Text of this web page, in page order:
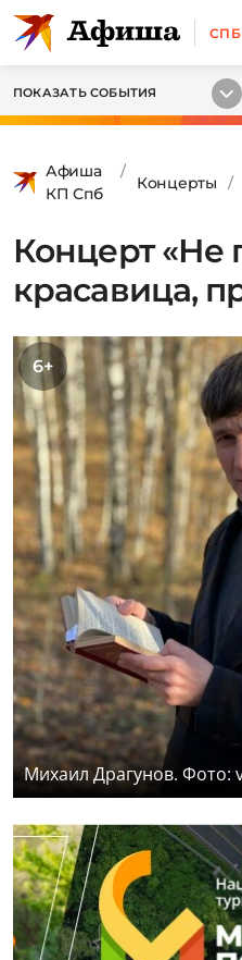
СПБ
ПОКАЗАТЬ СОБЫТИЯ
Афиша
КП Спб
Концерты
Концерт «Не
красавица,
6+
Михаил Драгунов. Фото: